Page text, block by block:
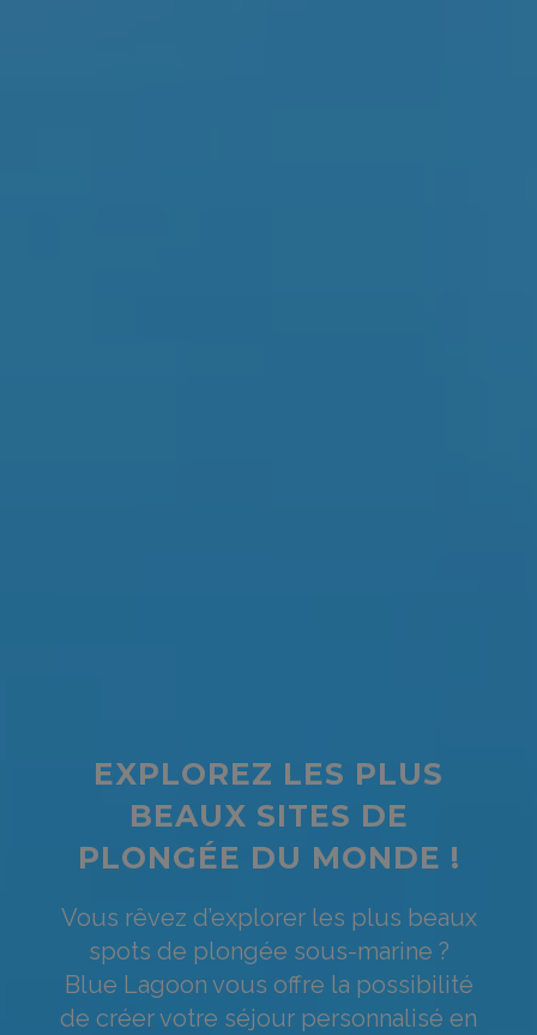
EXPLOREZ LES PLUS
BEAUX SITES DE
PLONGÉE DU MONDE !
Vous rêvez d’explorer les plus beaux
spots de plongée sous-marine ?
Blue Lagoon vous offre la possibilité
de créer votre séjour personnalisé en